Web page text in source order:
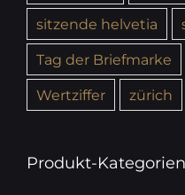
sitzende helvetia
Tag der Briefmarke
Wertziffer
zürich
Produkt-